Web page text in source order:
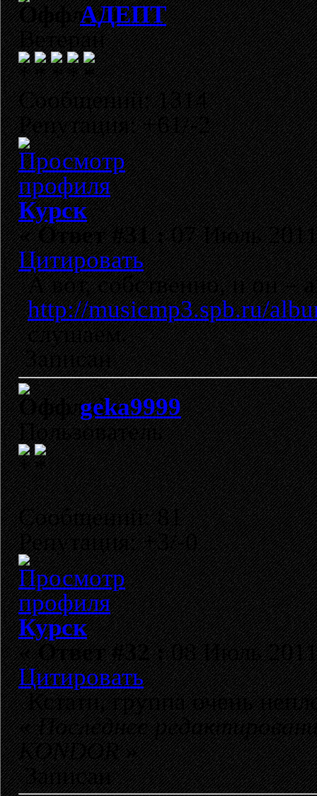
АДЕПТ
Ветеран
Сообщений: 1314
Репутация: +61/-2
Курск
«Ответ #31 :07 Июль
Цитировать
А вот, собственно, и он –
http://musicmp3.spb.ru/
слушаем.
Записан
geka9999
Пользователь
Сообщений: 81
Репутация: +3/-0
Курск
«Ответ #32 :08 Июль
Цитировать
Кстати, группа очень
«Последнее
KONDOR»
Записан